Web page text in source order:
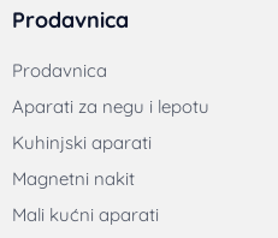
Prodavnica
Prodavnica
Aparati za negu i lepotu
Kuhinjski aparati
Magnetni nakit
Mali kućni aparati